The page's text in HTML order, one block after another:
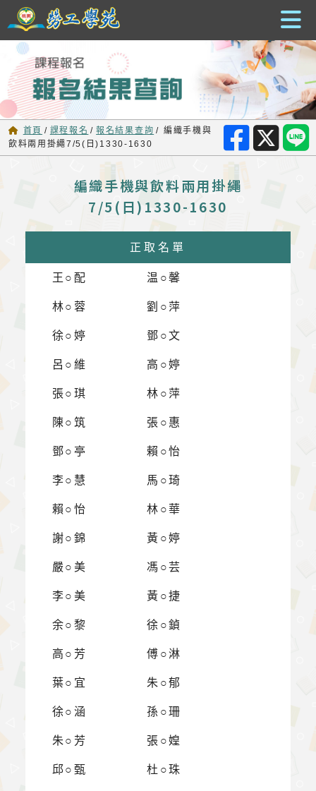
跳到主要內容
首頁 / 課程報名 / 報名結果查詢 / 編織手機與
飲料兩用掛繩7/5(日)1330-1630
編織手機與飲料兩用掛繩
7/5(日)1330-1630
正取名單
王○配 温○馨
林○蓉 劉○萍
徐○婷 鄧○文
呂○維 高○婷
張○琪 林○萍
陳○筑 張○惠
鄧○亭 賴○怡
李○慧 馬○琦
賴○怡 林○華
謝○錦 黃○婷
嚴○美 馮○芸
李○美 黃○捷
余○黎 徐○鍞
高○芳 傅○淋
葉○宜 朱○郁
徐○涵 孫○珊
朱○芳 張○媓
邱○甄 杜○珠